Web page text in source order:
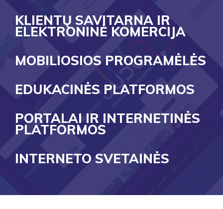
KLIENTŲ SAVITARNA IR
ELEKTRONINĖ KOMERCIJA
MOBILIOSIOS PROGRAMĖLĖS
EDUKACINĖS PLATFORMOS
PORTALAI IR INTERNETINĖS
PLATFORMOS
INTERNETO SVETAINĖS